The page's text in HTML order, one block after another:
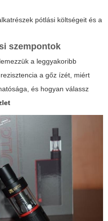
pótlási költségeit és a
szempontok
a leggyakoribb
a gőz ízét, miért
és hogyan válassz